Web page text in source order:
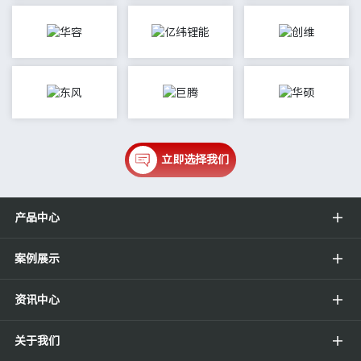
立即选择我们
产品中心
案例展示
资讯中心
关于我们